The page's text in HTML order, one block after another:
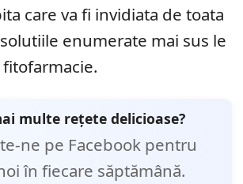
care va fi invidiata de toata
enumerate mai sus le
multe rețete delicioase?
ne pe Facebook pentru
în fiecare săptămână.